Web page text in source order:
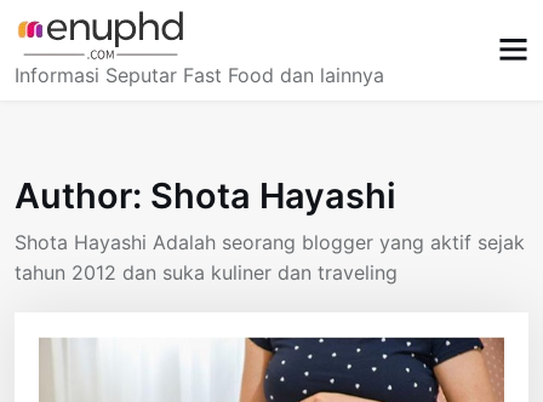
content
Informasi Seputar Fast Food dan lainnya
Author: Shota Hayashi
Shota Hayashi Adalah seorang blogger yang aktif sejak
tahun 2012 dan suka kuliner dan traveling